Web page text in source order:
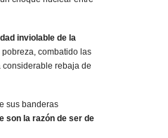
inviolable de la
combatido las
considerable rebaja de
sus banderas
son la razón de ser de